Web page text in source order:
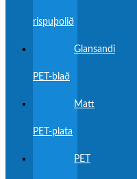
rispuþolið
Glansandi
PET-blað
Matt
PET-plata
PET